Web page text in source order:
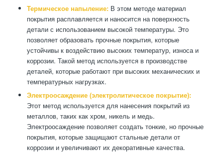
Термическое напыление:В этом методе материал
покрытия расплавляется и наносится на поверхность
детали с использованием высокой температуры. Это
позволяет образовать прочные покрытия, которые
устойчивы к воздействию высоких температур, износа и
коррозии. Такой метод используется в производстве
деталей, которые работают при высоких механических и
температурных нагрузках.
Электроосаждение (электролитическое покрытие):
Этот метод используется для нанесения покрытий из
металлов, таких как хром, никель и медь.
Электроосаждение позволяет создать тонкие, но прочные
покрытия, которые защищают стальные детали от
коррозии и увеличивают их декоративные качества.